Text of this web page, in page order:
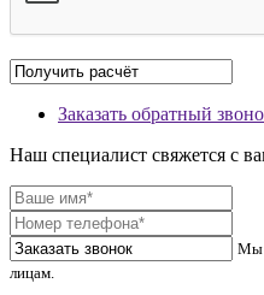
Заказать обратный
Наш специалист свяжется с
Мы
лицам.